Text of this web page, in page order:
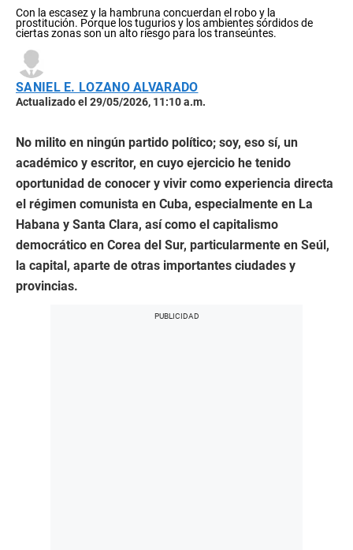
Con la escasez y la hambruna concuerdan el robo y la
prostitución. Porque los tugurios y los ambientes sórdidos de
ciertas zonas son un alto riesgo para los transeúntes.
SANIEL E. LOZANO ALVARADO
Actualizado el 29/05/2026, 11:10 a.m.
No milito en ningún partido político; soy, eso sí, un
académico y escritor, en cuyo ejercicio he tenido
oportunidad de conocer y vivir como experiencia directa
el régimen comunista en Cuba, especialmente en La
Habana y Santa Clara, así como el capitalismo
democrático en Corea del Sur, particularmente en Seúl,
la capital, aparte de otras importantes ciudades y
provincias.